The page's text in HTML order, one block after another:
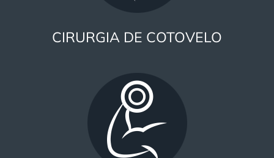
CIRURGIA DE COTOVELO